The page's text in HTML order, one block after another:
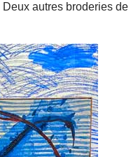
autres broderies